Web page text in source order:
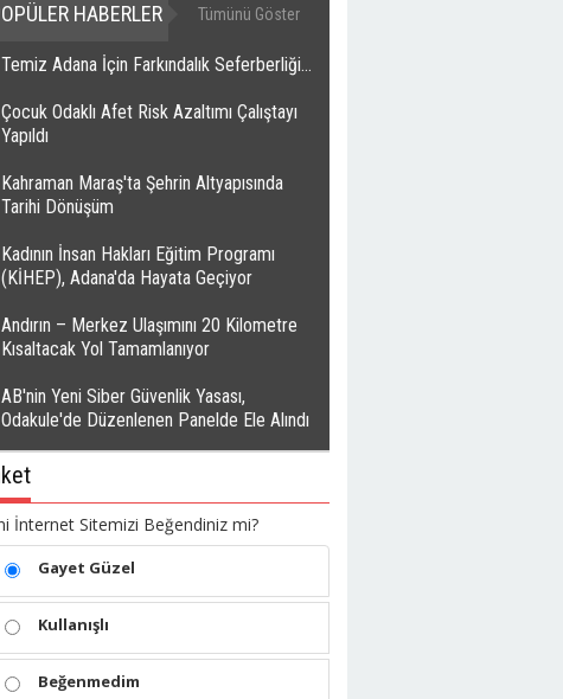
HABERLER Tümünü Göster
Temiz Adana İçin Farkındalık Seferberliği…
Çocuk Odaklı Afet Risk Azaltımı Çalıştayı
Yapıldı
Kahraman Maraş'ta Şehrin Altyapısında
Tarihi Dönüşüm
Kadının İnsan Hakları Eğitim Programı
(KİHEP), Adana'da Hayata Geçiyor
Andırın – Merkez Ulaşımını 20 Kilometre
Kısaltacak Yol Tamamlanıyor
AB'nin Yeni Siber Güvenlik Yasası,
Odakule'de Düzenlenen Panelde Ele Alındı
İnternet Sitemizi Beğendiniz mi?
Gayet Güzel
Kullanışlı
Beğenmedim